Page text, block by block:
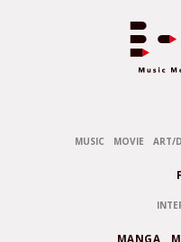
MUSIC MOVIE ART/
MANGA